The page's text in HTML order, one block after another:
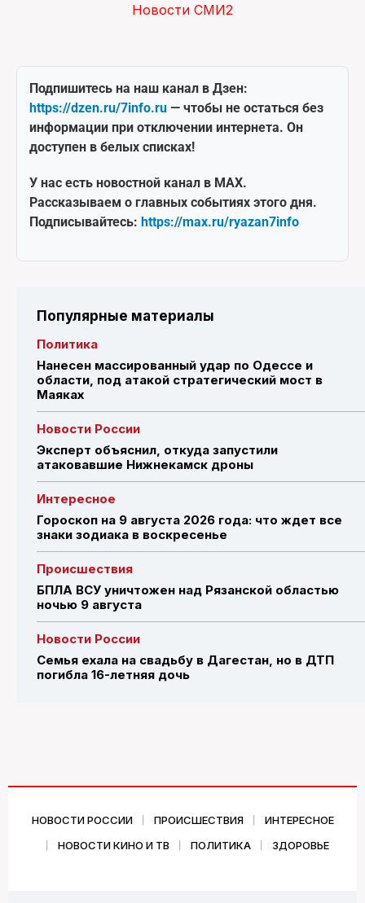
Новости СМИ2
Подпишитесь на наш канал в Дзен:
https://dzen.ru/7info.ru — чтобы не остаться без
информации при отключении интернета. Он
доступен в белых списках!
У нас есть новостной канал в MAX.
Рассказываем о главных событиях этого дня.
Подписывайтесь: https://max.ru/ryazan7info
Популярные материалы
Политика
Нанесен массированный удар по Одессе и
области, под атакой стратегический мост в
Маяках
Новости России
Эксперт объяснил, откуда запустили
атаковавшие Нижнекамск дроны
Интересное
Гороскоп на 9 августа 2026 года: что ждет все
знаки зодиака в воскресенье
Происшествия
БПЛА ВСУ уничтожен над Рязанской областью
ночью 9 августа
Новости России
Семья ехала на свадьбу в Дагестан, но в ДТП
погибла 16-летняя дочь
НОВОСТИ РОССИИ ПРОИСШЕСТВИЯ
ИНТЕРЕСНОЕ
НОВОСТИ КИНО И ТВ
ПОЛИТИКА ЗДОРОВЬЕ